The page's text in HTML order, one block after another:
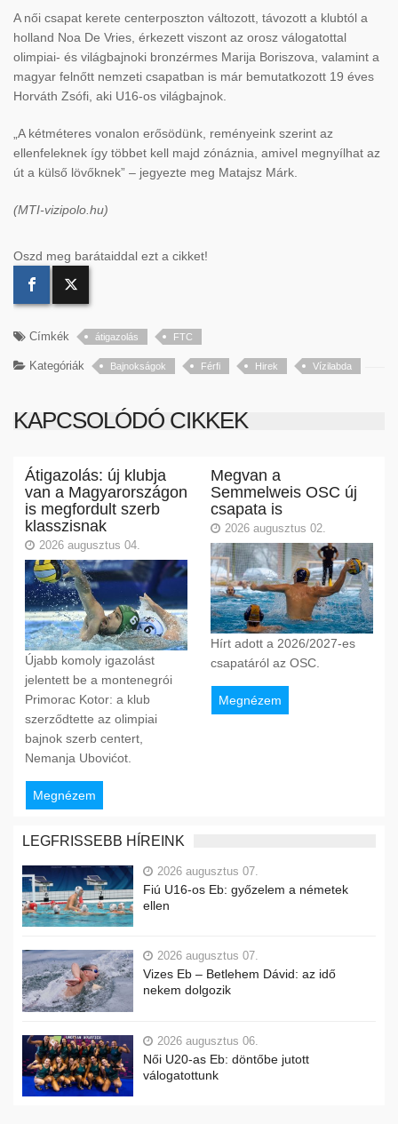
A női csapat kerete centerposzton változott, távozott a klubtól a
holland Noa De Vries, érkezett viszont az orosz válogatottal
olimpiai- és világbajnoki bronzérmes Marija Boriszova, valamint a
magyar felnőtt nemzeti csapatban is már bemutatkozott 19 éves
Horváth Zsófi, aki U16-os világbajnok.
„A kétméteres vonalon erősödünk, reményeink szerint az
ellenfeleknek így többet kell majd zónáznia, amivel megnyílhat az
út a külső lövőknek” – jegyezte meg Matajsz Márk.
(MTI-vizipolo.hu)
Oszd meg barátaiddal ezt a cikket!
Címkék átigazolás FTC
Kategóriák Bajnokságok Férfi Hirek Vízilabda
KAPCSOLÓDÓ CIKKEK
Átigazolás: új klubja
van a Magyarországon
is megfordult szerb
klasszisnak
2026 augusztus 04.
Újabb komoly igazolást
jelentett be a montenegrói
Primorac Kotor: a klub
szerződtette az olimpiai
bajnok szerb centert,
Nemanja Ubovićot.
Megnézem
Megvan a
Semmelweis OSC új
csapata is
2026 augusztus 02.
Hírt adott a 2026/2027-es
csapatáról az OSC.
Megnézem
LEGFRISSEBB HÍREINK
2026 augusztus 07.
Fiú U16-os Eb: győzelem a németek
ellen
2026 augusztus 07.
Vizes Eb – Betlehem Dávid: az idő
nekem dolgozik
2026 augusztus 06.
Női U20-as Eb: döntőbe jutott
válogatottunk